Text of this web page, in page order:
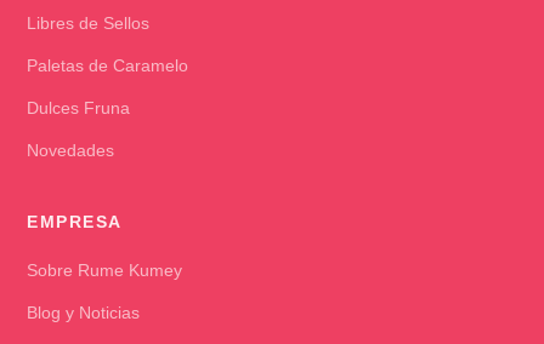
Libres de Sellos
Paletas de Caramelo
Dulces Fruna
Novedades
EMPRESA
Sobre Rume Kumey
Blog y Noticias